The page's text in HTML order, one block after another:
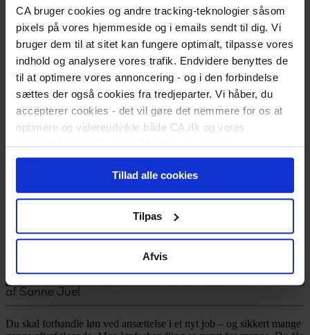
CA bruger cookies og andre tracking-teknologier såsom
pixels på vores hjemmeside og i emails sendt til dig. Vi
bruger dem til at sitet kan fungere optimalt, tilpasse vores
indhold og analysere vores trafik. Endvidere benyttes de
til at optimere vores annoncering - og i den forbindelse
sættes der også cookies fra tredjeparter. Vi håber, du
accepterer cookies - det vil gøre det nemmere for os at
optimere og videreudvikle både CA.dk og vores
markedsføring. På den måde bruges de til at
personalisere indhold til dig, herunder på vores
hjemmeside, i emails og i annoncer. Ønsker du senere
hen at ændre dit cookie-samtykke, kan du altid gøre det
ved at klikke på "Cookiepolitik" nederst på alle sider.
Tillad alle cookies
Tilpas
Afvis
Udfyld dagpengekort
Formularer
Når du får job
Løntilskud og praktik
Medlemstilbud
CA Lønsikring
CA Advokathjælp
Karriererådgivning
Kurser og uddannelse
Webinarer og events
Medlemsfordele
Privatøkonomi
Anbefal nyt medlem
Snyd dig selv i løn
Lønforhandling er svært for mange. Du får her en simpel liste med
gode råd, der kan stille dig bedre, når du skal forhandle løn til
af Sanne Juel
Du skal forhandle løn ved ansættelse i et nyt job – og sikkert mange